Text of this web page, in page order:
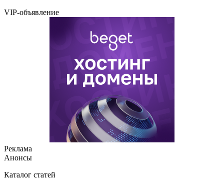
VIP-объявление
Реклама
Анонсы
Каталог статей